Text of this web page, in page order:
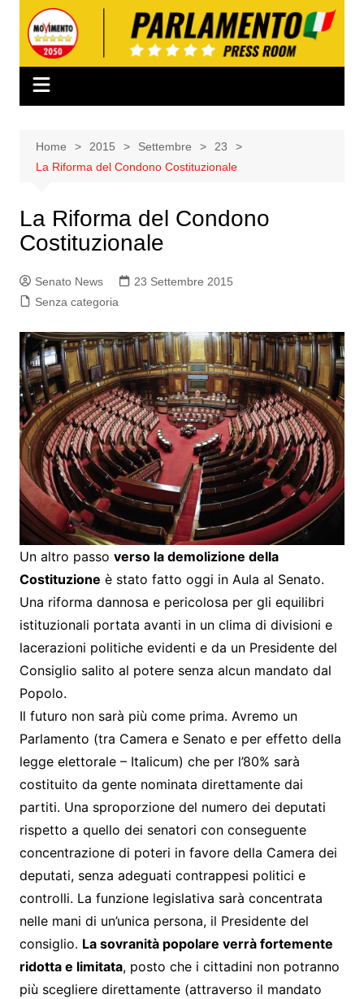
contenuto
Home 2015 Settembre
23
La Riforma del Condono Costituzionale
La Riforma del Condono
Costituzionale
Senato News
23 Settembre 2015
Senza categoria
Un altro passo verso la demolizione della
Costituzione è stato fatto oggi in Aula al Senato.
Una riforma dannosa e pericolosa per gli equilibri
istituzionali portata avanti in un clima di divisioni e
lacerazioni politiche evidenti e da un Presidente del
Consiglio salito al potere senza alcun mandato dal
Popolo.
Il futuro non sarà più come prima. Avremo un
Parlamento (tra Camera e Senato e per effetto della
legge elettorale – Italicum) che per l’80% sarà
costituito da gente nominata direttamente dai
partiti. Una sproporzione del numero dei deputati
rispetto a quello dei senatori con conseguente
concentrazione di poteri in favore della Camera dei
deputati, senza adeguati contrappesi politici e
controlli. La funzione legislativa sarà concentrata
nelle mani di un’unica persona, il Presidente del
consiglio. La sovranità popolare verrà fortemente
ridotta e limitata, posto che i cittadini non potranno
più scegliere direttamente (attraverso il mandato